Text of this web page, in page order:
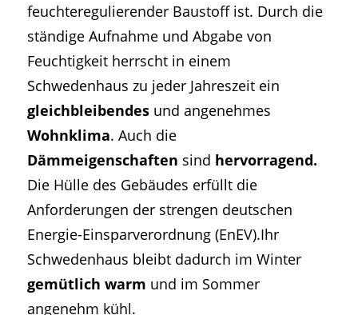
feuchteregulierender Baustoff ist. Durch die
ständige Aufnahme und Abgabe von
Feuchtigkeit herrscht in einem
Schwedenhaus zu jeder Jahreszeit ein
gleichbleibendesund angenehmes
Wohnklima. Auch die
Dämmeigenschaften sind hervorragend.
Die Hülle des Gebäudes erfüllt die
Anforderungen der strengen deutschen
Energie-Einsparverordnung (EnEV).Ihr
Schwedenhaus bleibt dadurch im Winter
gemütlich warm und im Sommer
angenehm kühl.